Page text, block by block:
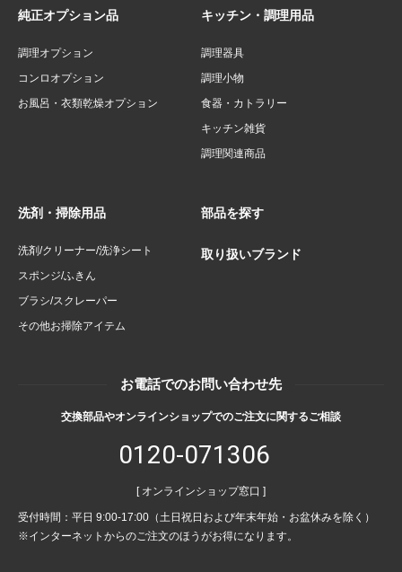
純正オプション品
調理オプション
コンロオプション
お風呂・衣類乾燥オプション
キッチン・調理用品
調理器具
調理小物
食器・カトラリー
キッチン雑貨
調理関連商品
洗剤・掃除用品
洗剤/クリーナー/洗浄シート
スポンジ/ふきん
ブラシ/スクレーパー
その他お掃除アイテム
部品を探す
取り扱いブランド
お電話でのお問い合わせ先
交換部品やオンラインショップでのご注文に関するご相談
0120-071306
[ オンラインショップ窓口 ]
受付時間：平日 9:00-17:00（土日祝日および年末年始・お盆休みを除く）
※インターネットからのご注文のほうがお得になります。